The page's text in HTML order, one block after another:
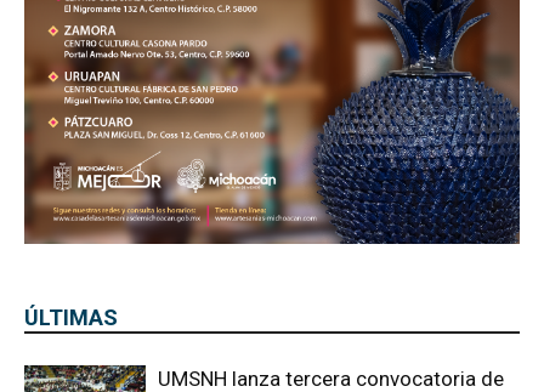
ÚLTIMAS
UMSNH lanza tercera convocatoria de